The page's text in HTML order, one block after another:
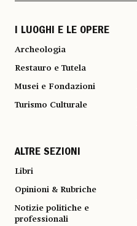
I LUOGHI E LE OPERE
Archeologia
Restauro e Tutela
Musei e Fondazioni
Turismo Culturale
ALTRE SEZIONI
Libri
Opinioni & Rubriche
Notizie politiche e
professionali